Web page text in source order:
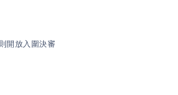
開放入圍決審